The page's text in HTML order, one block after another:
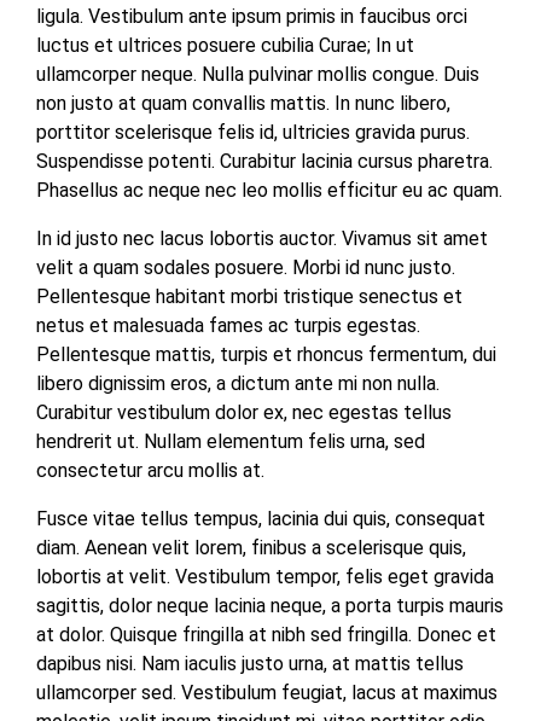
ligula. Vestibulum ante ipsum primis in faucibus orci
luctus et ultrices posuere cubilia Curae; In ut
ullamcorper neque. Nulla pulvinar mollis congue. Duis
non justo at quam convallis mattis. In nunc libero,
porttitor scelerisque felis id, ultricies gravida purus.
Suspendisse potenti. Curabitur lacinia cursus pharetra.
Phasellus ac neque nec leo mollis efficitur eu ac quam.
In id justo nec lacus lobortis auctor. Vivamus sit amet
velit a quam sodales posuere. Morbi id nunc justo.
Pellentesque habitant morbi tristique senectus et
netus et malesuada fames ac turpis egestas.
Pellentesque mattis, turpis et rhoncus fermentum, dui
libero dignissim eros, a dictum ante mi non nulla.
Curabitur vestibulum dolor ex, nec egestas tellus
hendrerit ut. Nullam elementum felis urna, sed
consectetur arcu mollis at.
Fusce vitae tellus tempus, lacinia dui quis, consequat
diam. Aenean velit lorem, finibus a scelerisque quis,
lobortis at velit. Vestibulum tempor, felis eget gravida
sagittis, dolor neque lacinia neque, a porta turpis mauris
at dolor. Quisque fringilla at nibh sed fringilla. Donec et
dapibus nisi. Nam iaculis justo urna, at mattis tellus
ullamcorper sed. Vestibulum feugiat, lacus at maximus